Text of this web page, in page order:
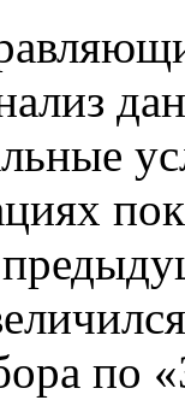
по